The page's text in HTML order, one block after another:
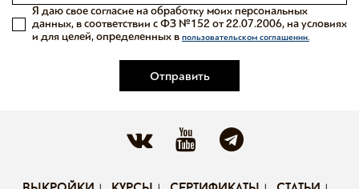
Отправить
Я даю свое согласие на обработку моих персональных
данных, в соответствии с ФЗ №152 от 22.07.2006, на условиях
и для целей, определенных в пользовательском соглашении.